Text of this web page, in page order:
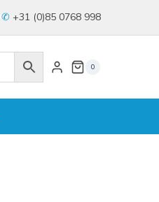
+31 (0)85 0768 998
0